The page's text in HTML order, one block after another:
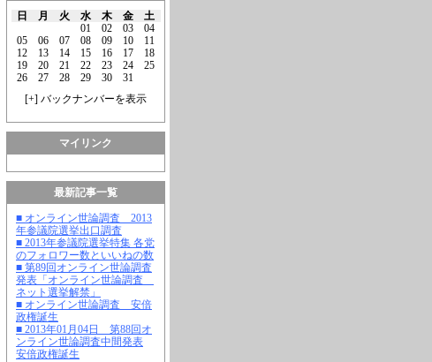
日 月 火 水 木 金
土
01
02 03
04
05
06 07 08 09 10
11
12
13 14 15 16 17
18
19
20 21 22 23 24
25
26
27 28 29 30
31
[+] バックナンバーを表示
マイリンク
最新記事一覧
■ オンライン世論調査 2013
年参議院選挙出口調査
■ 2013年参議院選挙特集 各党
のフォロワー数といいねの数
■ 第89回オンライン世論調査
発表「オンライン世論調査
ネット選挙解禁」
■ オンライン世論調査 安倍
政権誕生
■ 2013年01月04日 第88回オ
ンライン世論調査中間発表
安倍政権誕生